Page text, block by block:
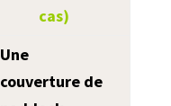
cas)
Une
couverture de